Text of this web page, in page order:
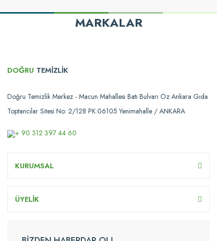
MARKALAR
DOĞRU TEMİZLİK
Doğru Temizlik Merkez - Macun Mahallesi Batı Bulvarı Öz Ankara Gıda
Toptancılar Sitesi No: 2/128 PK.06105 Yenimahalle / ANKARA
+ 90 312 397 44 60
KURUMSAL
ÜYELİK